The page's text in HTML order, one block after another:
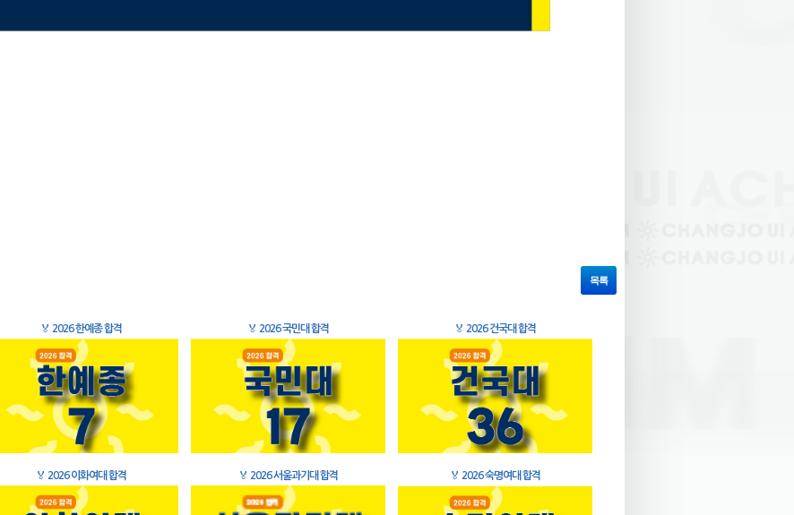
목록
🏅 2026 한예종 합격 🏅 2026 국민대 합격 🏅 2026 건국대 합격
🏅 2026 이화여대 합격 🏅 2026 서울과기대 합격 🏅 2026 숙명여대 합격